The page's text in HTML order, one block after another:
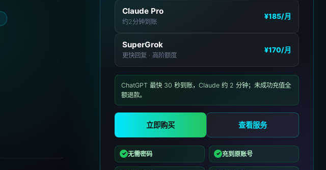
Claude Pro
约2分钟到账
¥185/月
SuperGrok
更快回复 · 高阶额度
¥170/月
ChatGPT 最快 30 秒到账，Claude 约 2 分钟；未成功充值全
额退款。
立即购买 查看服务
无需密码 充到原账号